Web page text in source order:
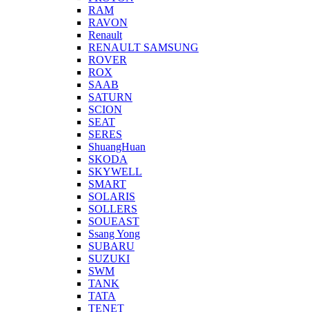
RAM
RAVON
Renault
RENAULT SAMSUNG
ROVER
ROX
SAAB
SATURN
SCION
SEAT
SERES
ShuangHuan
SKODA
SKYWELL
SMART
SOLARIS
SOLLERS
SOUEAST
Ssang Yong
SUBARU
SUZUKI
SWM
TANK
TATA
TENET